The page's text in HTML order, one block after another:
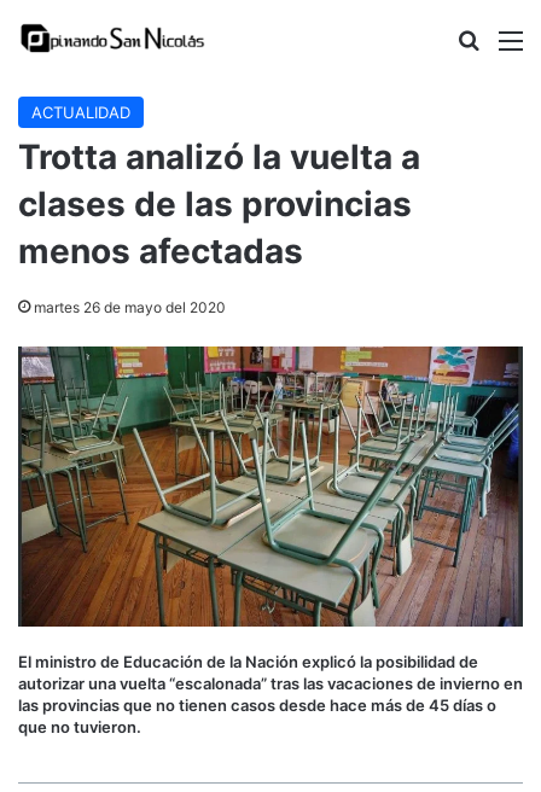
Buscar
ACTUALIDAD
Trotta analizó la vuelta a
clases de las provincias
menos afectadas
martes 26 de mayo del 2020
El ministro de Educación de la Nación explicó la posibilidad de
autorizar una vuelta “escalonada” tras las vacaciones de invierno en
las provincias que no tienen casos desde hace más de 45 días o
que no tuvieron.